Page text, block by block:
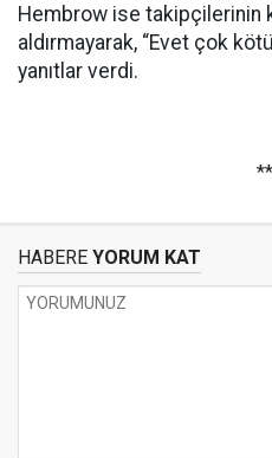
Hembrow ise takipçilerinin
aldırmayarak, “Evet çok
yanıtlar verdi.
**
HABERE YORUM KAT